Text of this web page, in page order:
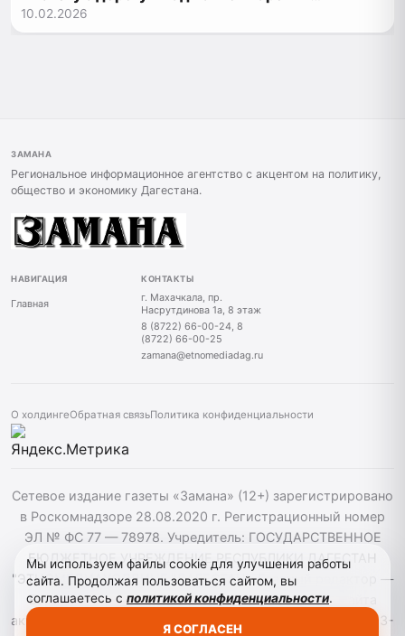
Шиланша»
10.02.2026
ЗАМАНА
Региональное информационное агентство с акцентом на политику,
общество и экономику Дагестана.
НАВИГАЦИЯ
Главная
КОНТАКТЫ
г. Махачкала, пр.
Насрутдинова 1а, 8 этаж
8 (8722) 66-00-24, 8
(8722) 66-00-25
zamana@etnomediadag.ru
О холдингеОбратная связьПолитика конфиденциальности
Сетевое издание газеты «Замана» (12+) зарегистрировано
в Роскомнадзоре 28.08.2020 г. Регистрационный номер
ЭЛ № ФС 77 — 78978. Учредитель: ГОСУДАРСТВЕННОЕ
БЮДЖЕТНОЕ УЧРЕЖДЕНИЕ РЕСПУБЛИКИ ДАГЕСТАН
"ЭТНОМЕДИАХОЛДИНГ "ДАГЕСТАН". Главный редактор —
Багомедов Р.Р. При использовании материалов сайта
активная гиперссылка на zamana.info обязательна. ©️ 2013-
Мы используем файлы cookie для улучшения работы
сайта. Продолжая пользоваться сайтом, вы
соглашаетесь с политикой конфиденциальности.
Я СОГЛАСЕН